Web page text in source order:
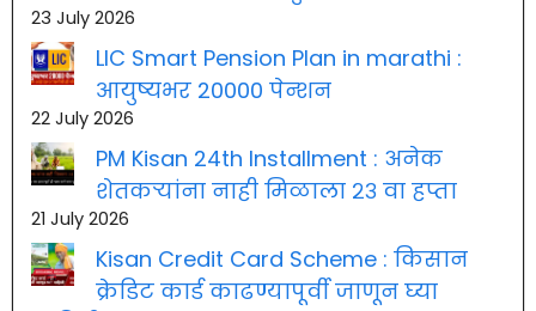
23 July 2026
LIC Smart Pension Plan in marathi :
आयुष्यभर 20000 पेन्शन
22 July 2026
PM Kisan 24th Installment : अनेक
शेतकऱ्यांना नाही मिळाला २३ वा हप्ता
21 July 2026
Kisan Credit Card Scheme : किसान
क्रेडिट कार्ड काढण्यापूर्वी जाणून घ्या